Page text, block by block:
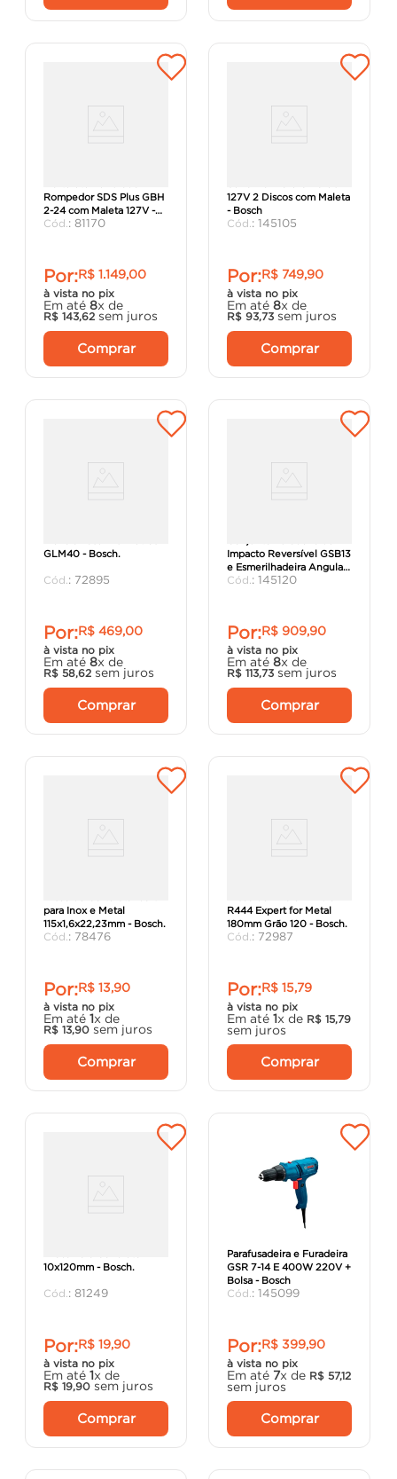
Rompedor SDS Plus GBH
2-24 com Maleta 127V -
Bosch.
: 81170
Por:R$ 1.149,00
à vista no pix
Em até 8x de
R$ 143,62 sem juros
Comprar
127V 2 Discos com Maleta
- Bosch
: 145105
Por:R$ 749,90
à vista no pix
Em até 8x de
R$ 93,73 sem juros
Comprar
GLM40 - Bosch.
: 72895
Por:R$ 469,00
à vista no pix
Em até 8x de
R$ 58,62 sem juros
Comprar
Impacto Reversível GSB13
e Esmerilhadeira Angular
GWS850 127V - Bosch
: 145120
Por:R$ 909,90
à vista no pix
Em até 8x de
R$ 113,73 sem juros
Comprar
para Inox e Metal
115x1,6x22,23mm - Bosch.
: 78476
Por:R$ 13,90
à vista no pix
Em até 1x de
R$ 13,90 sem juros
Comprar
R444 Expert for Metal
180mm Grão 120 - Bosch.
: 72987
Por:R$ 15,79
à vista no pix
Em até 1x de R$ 15,79
sem juros
Comprar
10x120mm - Bosch.
: 81249
Por:R$ 19,90
à vista no pix
Em até 1x de
R$ 19,90 sem juros
Comprar
Parafusadeira e Furadeira
GSR 7-14 E 400W 220V +
Bolsa - Bosch
: 145099
Por:R$ 399,90
à vista no pix
Em até 7x de R$ 57,12
sem juros
Comprar